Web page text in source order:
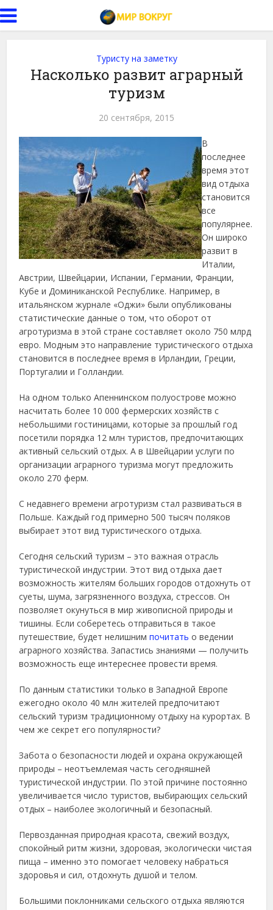
Туристу на заметку
Насколько развит аграрный
туризм
20 сентября, 2015
В
последнее
время этот
вид отдыха
становится
все
популярнее.
Он широко
развит в
Италии,
Австрии, Швейцарии, Испании, Германии, Франции,
Кубе и Доминиканской Республике. Например, в
итальянском журнале «Оджи» были опубликованы
статистические данные о том, что оборот от
агротуризма в этой стране составляет около 750 млрд
евро. Модным это направление туристического отдыха
становится в последнее время в Ирландии, Греции,
Португалии и Голландии.
На одном только Апеннинском полуострове можно
насчитать более 10 000 фермерских хозяйств с
небольшими гостиницами, которые за прошлый год
посетили порядка 12 млн туристов, предпочитающих
активный сельский отдых. А в Швейцарии услуги по
организации аграрного туризма могут предложить
около 270 ферм.
С недавнего времени агротуризм стал развиваться в
Польше. Каждый год примерно 500 тысяч поляков
выбирает этот вид туристического отдыха.
Сегодня сельский туризм – это важная отрасль
туристической индустрии. Этот вид отдыха дает
возможность жителям больших городов отдохнуть от
суеты, шума, загрязненного воздуха, стрессов. Он
позволяет окунуться в мир живописной природы и
тишины. Если соберетесь отправиться в такое
путешествие, будет нелишнимпочитать о ведении
аграрного хозяйства. Запастись знаниями — получить
возможность еще интереснее провести время.
По данным статистики только в Западной Европе
ежегодно около 40 млн жителей предпочитают
сельский туризм традиционному отдыху на курортах. В
чем же секрет его популярности?
Забота о безопасности людей и охрана окружающей
природы – неотъемлемая часть сегодняшней
туристической индустрии. По этой причине постоянно
увеличивается число туристов, выбирающих сельский
отдых – наиболее экологичный и безопасный.
Первозданная природная красота, свежий воздух,
спокойный ритм жизни, здоровая, экологически чистая
пища – именно это помогает человеку набраться
здоровья и сил, отдохнуть душой и телом.
Большими поклонниками сельского отдыха являются